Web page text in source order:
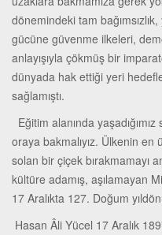
dönemindeki tam
gücüne güvenme ilkeleri,
anlayışıyla çökmüş bir
dünyada hak ettiği yeri
sağlamıştı.
Eğitim alanında
oraya bakmalıyız. Ülkenin en
solan bir çiçek bırakmamayı
kültüre adamış, aşılamayan
17 Aralıkta 127. Doğum
Hasan Âli Yücel 17 Aralık